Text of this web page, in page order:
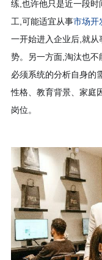
练,也许他只是近一段
工,可能适宜从事市场开
一开始进入企业后,就
势。另一方面,淘汰也
必须系统的分析自身的
性格、教育背景、家庭
岗位。